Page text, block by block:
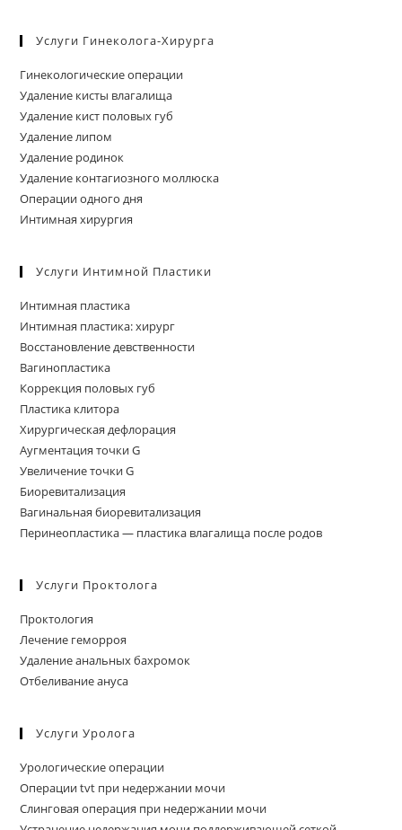
Услуги Гинеколога-Хирурга
Гинекологические операции
Удаление кисты влагалища
Удаление кист половых губ
Удаление липом
Удаление родинок
Удаление контагиозного моллюска
Операции одного дня
Интимная хирургия
Услуги Интимной Пластики
Интимная пластика
Интимная пластика: хирург
Восстановление девственности
Вагинопластика
Коррекция половых губ
Пластика клитора
Хирургическая дефлорация
Аугментация точки G
Увеличение точки G
Биоревитализация
Вагинальная биоревитализация
Перинеопластика — пластика влагалища после родов
Услуги Проктолога
Проктология
Лечение геморроя
Удаление анальных бахромок
Отбеливание ануса
Услуги Уролога
Урологические операции
Операции tvt при недержании мочи
Слинговая операция при недержании мочи